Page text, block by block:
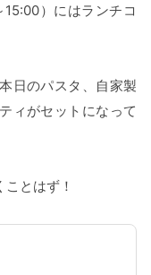
15:00）にはランチコ
日のパスタ、自家製
ィがセットになって
とはず！